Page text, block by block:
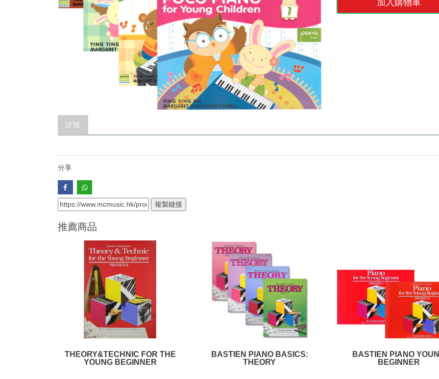
詳情
分享
複製鏈接
推薦商品
THEORY&TECHNIC FOR THE
YOUNG BEGINNER
BASTIEN PIANO BASICS:
THEORY
BASTIEN PIANO
BEGINNER